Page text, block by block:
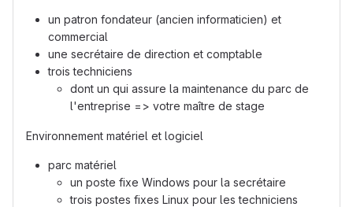
un patron fondateur (ancien informaticien) et
commercial
une secrétaire de direction et comptable
trois techniciens
dont un qui assure la maintenance du parc de
l'entreprise => votre maître de stage
Environnement matériel et logiciel
parc matériel
un poste fixe Windows pour la secrétaire
trois postes fixes Linux pour les techniciens